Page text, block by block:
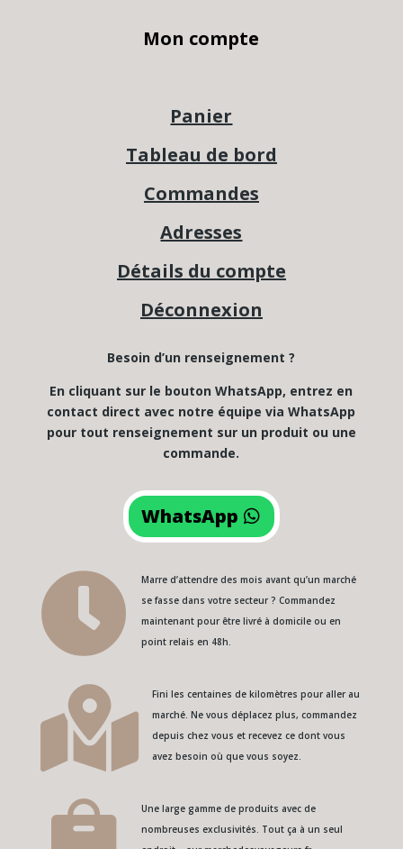
Mon compte
Panier
Tableau de bord
Commandes
Adresses
Détails du compte
Déconnexion
Besoin d’un renseignement ?
En cliquant sur le bouton WhatsApp, entrez en
contact direct avec notre équipe via WhatsApp
pour tout renseignement sur un produit ou une
commande.
WhatsApp

Marre d’attendre des mois avant qu’un marché
se fasse dans votre secteur ? Commandez
maintenant pour être livré à domicile ou en
point relais en 48h.

Fini les centaines de kilomètres pour aller au
marché. Ne vous déplacez plus, commandez
depuis chez vous et recevez ce dont vous
avez besoin où que vous soyez.
Une large gamme de produits avec de
nombreuses exclusivités. Tout ça à un seul